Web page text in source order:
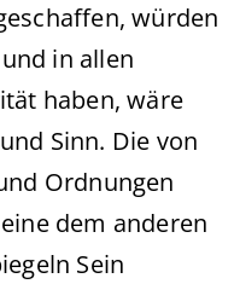
würden
in allen
haben, wäre
Sinn. Die von
Ordnungen
dem anderen
Sein